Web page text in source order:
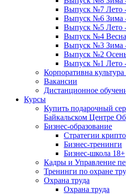
Выпуск №7 Лето
Выпуск №6 Зима
Выпуск №5 Лето
Выпуск №4
Выпуск №3 Зима
Выпуск №2
Выпуск №1 Лето
Корпоративна
Вакансии
Дистанционное
Курсы
Купить подарочный
Байкальском Центре
Бизнес-образование
Стратегии
Бизнес-тренинги
Бизнес-школа 18+
Кадры и Управление
Тренинги по охране
Охрана труда
Охрана труда